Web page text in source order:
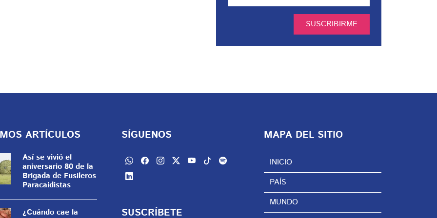
SUSCRIBIRME
ARTÍCULOS
Así se vivió el
aniversario 80 de la
Brigada de Fusileros
Paracaidistas
¿Cuándo cae la
SÍGUENOS
SUSCRÍBETE
MAPA DEL SITIO
INICIO
PAÍS
MUNDO